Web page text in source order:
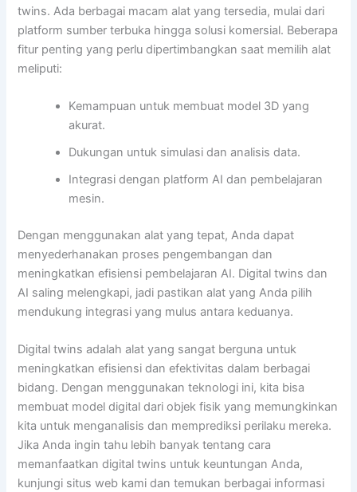
twins. Ada berbagai macam alat yang tersedia, mulai dari
platform sumber terbuka hingga solusi komersial. Beberapa
fitur penting yang perlu dipertimbangkan saat memilih alat
meliputi:
Kemampuan untuk membuat model 3D yang
akurat.
Dukungan untuk simulasi dan analisis data.
Integrasi dengan platform AI dan pembelajaran
mesin.
Dengan menggunakan alat yang tepat, Anda dapat
menyederhanakan proses pengembangan dan
meningkatkan efisiensi pembelajaran AI. Digital twins dan
AI saling melengkapi, jadi pastikan alat yang Anda pilih
mendukung integrasi yang mulus antara keduanya.
Digital twins adalah alat yang sangat berguna untuk
meningkatkan efisiensi dan efektivitas dalam berbagai
bidang. Dengan menggunakan teknologi ini, kita bisa
membuat model digital dari objek fisik yang memungkinkan
kita untuk menganalisis dan memprediksi perilaku mereka.
Jika Anda ingin tahu lebih banyak tentang cara
memanfaatkan digital twins untuk keuntungan Anda,
kunjungi situs web kami dan temukan berbagai informasi